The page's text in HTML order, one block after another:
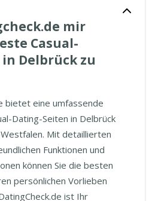
mir
Casual-
Delbrück zu
bietet eine umfassende
Dating-Seiten in Delbrück
Mit detaillierten
Funktionen und
können Sie die besten
persönlichen Vorlieben
ist Ihr